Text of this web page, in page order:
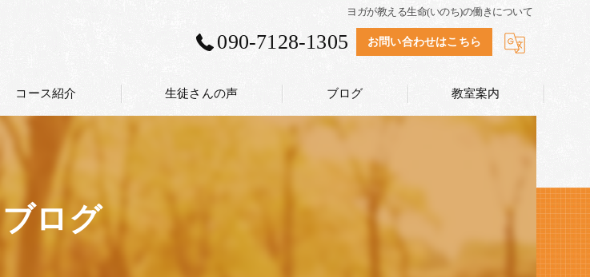
ヨガが教える生命(いのち)の働きについて
090-7128-1305 お問い合わせはこちら
コース紹介 生徒さんの声 ブログ 教室案内
ブログ